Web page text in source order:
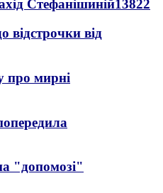
Стефанішиній13822
відстрочки від
про мирні
"допомозі"